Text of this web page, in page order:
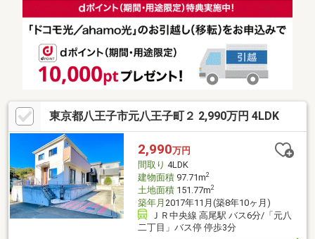
東京都八王子市元八王子町２ 2,990万円 4LDK
2,990万円
間取り 4LDK
建物面積97.71m2
土地面積151.77m2
築年月 2017年11月(築8年10ヶ月)
ＪＲ中央線 高尾駅 バス6分/「元八
二丁目」バス停 停歩3分